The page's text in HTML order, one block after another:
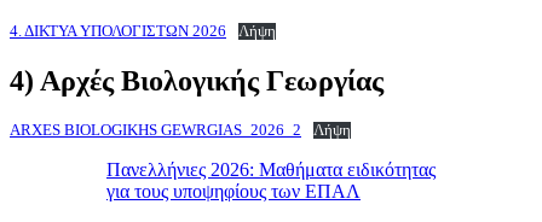
4. ΔΙΚΤΥΑ ΥΠΟΛΟΓΙΣΤΩΝ 2026 Λήψη
4) Αρχές Βιολογικής Γεωργίας
ARXES BIOLOGIKHS GEWRGIAS_2026_2 Λήψη
Πανελλήνιες 2026: Μαθήματα ειδικότητας
για τους υποψηφίους των ΕΠΑΛ